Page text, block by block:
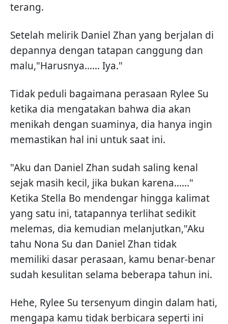
terang.
Setelah melirik Daniel Zhan yang berjalan di
depannya dengan tatapan canggung dan
malu,"Harusnya...... Iya."
Tidak peduli bagaimana perasaan Rylee Su
ketika dia mengatakan bahwa dia akan
menikah dengan suaminya, dia hanya ingin
memastikan hal ini untuk saat ini.
"Aku dan Daniel Zhan sudah saling kenal
sejak masih kecil, jika bukan karena......"
Ketika Stella Bo mendengar hingga kalimat
yang satu ini, tatapannya terlihat sedikit
melemas, dia kemudian melanjutkan,"Aku
tahu Nona Su dan Daniel Zhan tidak
memiliki dasar perasaan, kamu benar-benar
sudah kesulitan selama beberapa tahun ini.
Hehe, Rylee Su tersenyum dingin dalam hati,
mengapa kamu tidak berbicara seperti ini